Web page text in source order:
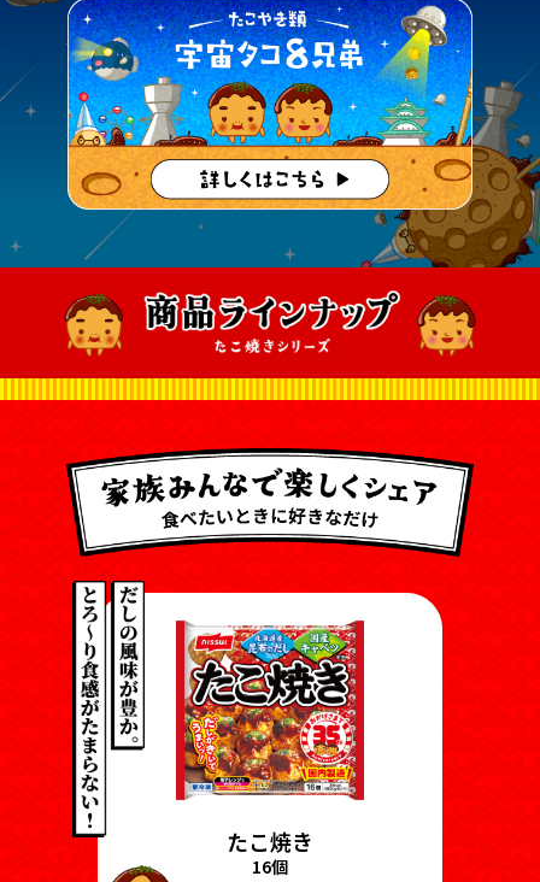
たこ焼き
16個